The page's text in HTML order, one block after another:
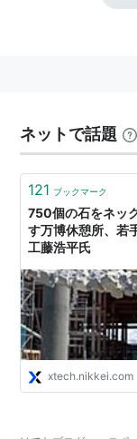
ジェフユナ
2000-2002
ジェフユナイ
2003-2010
ジェフユナイ
千葉
2011-2014
京都サンガF.C.
2015-
ネットで話題
121 ブックマーク
750個の石をネッ
す万博休憩所、若
工藤浩平氏
xtech.nikkei.com